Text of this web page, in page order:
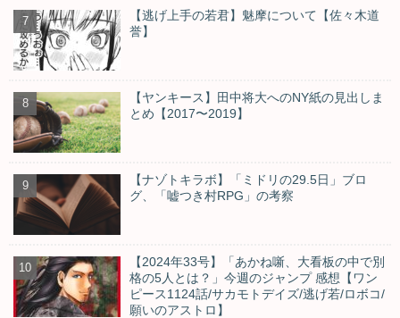
【逃げ上手の若君】魅摩について【佐々木道
誉】
【ヤンキース】田中将大へのNY紙の見出しま
とめ【2017〜2019】
【ナゾトキラボ】「ミドリの29.5日」ブロ
グ、「嘘つき村RPG」の考察
【2024年33号】「あかね噺、大看板の中で別
格の5人とは？」今週のジャンプ 感想【ワン
ピース1124話/サカモトデイズ/逃げ若/ロボコ/
願いのアストロ】